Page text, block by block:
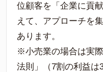
位顧客を「企業に貢
えて、アプローチを
あります。
※小売業の場合は実
法則」（7割の利益は